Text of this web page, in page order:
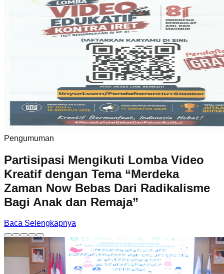
Pengumuman
Partisipasi Mengikuti Lomba Video
Kreatif dengan Tema “Merdeka
Zaman Now Bebas Dari Radikalisme
Bagi Anak dan Remaja”
Baca Selengkapnya